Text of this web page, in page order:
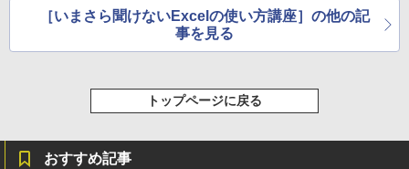
持続バッテリー、広告なし、メタリック
ブラック
Amazon Kindle Colorsoft | 16GBストレ
合わせつつレイアウト
を崩さず拡大・縮小す
とWEEKDAY関数を組
み合わせたテク
［いまさら聞けないExcelの使い方講座］の他の記
事を見る
トップページに戻る
おすすめ記事